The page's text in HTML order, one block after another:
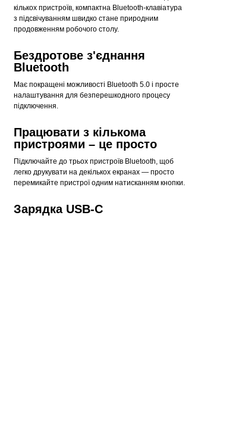
кількох пристроїв, компактна Bluetooth-клавіатура
з підсвічуванням швидко стане природним
продовженням робочого столу.
Бездротове з'єднання
Bluetooth
Має покращені можливості Bluetooth 5.0 і просте
налаштування для безперешкодного процесу
підключення.
Працювати з кількома
пристроями – це просто
Підключайте до трьох пристроїв Bluetooth, щоб
легко друкувати на декількох екранах — просто
перемикайте пристрої одним натисканням кнопки.
Зарядка USB-C